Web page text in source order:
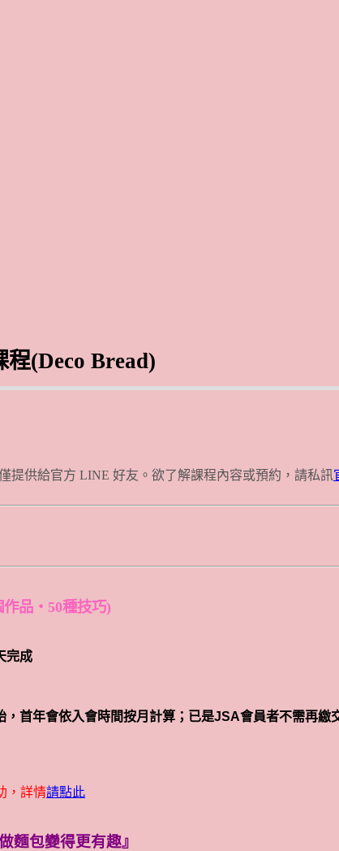
(Deco Bread)
提供給官方 LINE 好友。欲了解課程內容或預約，請私訊
作品・50種技巧)
完成
，首年會依入會時間按月計算；已是JSA會員者不需再繳
，詳情請點此
麵包變得更有趣』